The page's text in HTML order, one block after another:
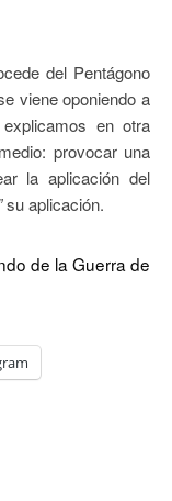
del Pentágono
viene oponiendo a
en otra
provocar una
la aplicación del
su aplicación.
de la Guerra de